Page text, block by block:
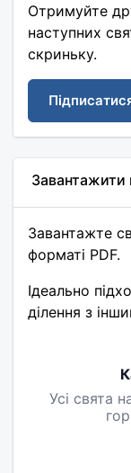
Отримуйте
наступних
скриньку.
Завантажити
Завантажте
форматі PDF.
Ідеально
ділення з
Усі свята